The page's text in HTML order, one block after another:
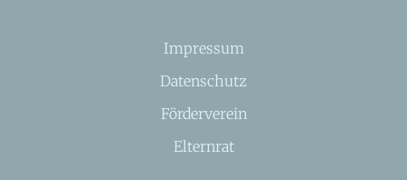
Impressum
Datenschutz
Förderverein
Elternrat